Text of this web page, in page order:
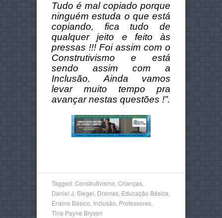
Tudo é mal copiado porque
ninguém estuda o que está
copiando, fica tudo de
qualquer jeito e feito às
pressas !!! Foi assim com o
Construtivismo e está
sendo assim com a
Inclusão. Ainda vamos
levar muito tempo pra
avançar nestas questões !”.
Tagged:Construtivismo Crianças
Daniel J. Siegel Dramas Educação Básica
Ensino Básico Inclusão Professores
Tina Payne Bryson